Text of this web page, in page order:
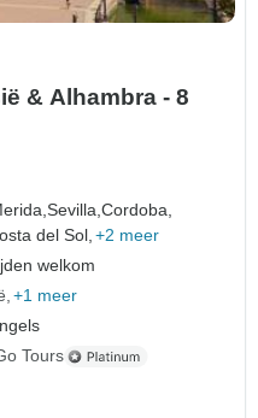
& Alhambra - 8
Sevilla,Cordoba,
del Sol, +2 meer
welkom
+1 meer
Tours